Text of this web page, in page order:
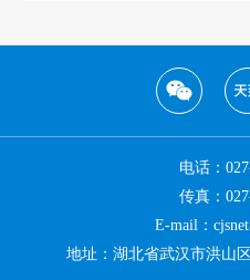
电话：
传真：
E-mail：
地址：湖北省武汉市洪山